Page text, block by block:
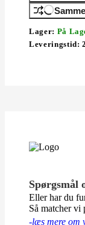
Lager: På
Leveringstid:
Spørgsmål
Eller har du
Så matcher vi
-læs mere om